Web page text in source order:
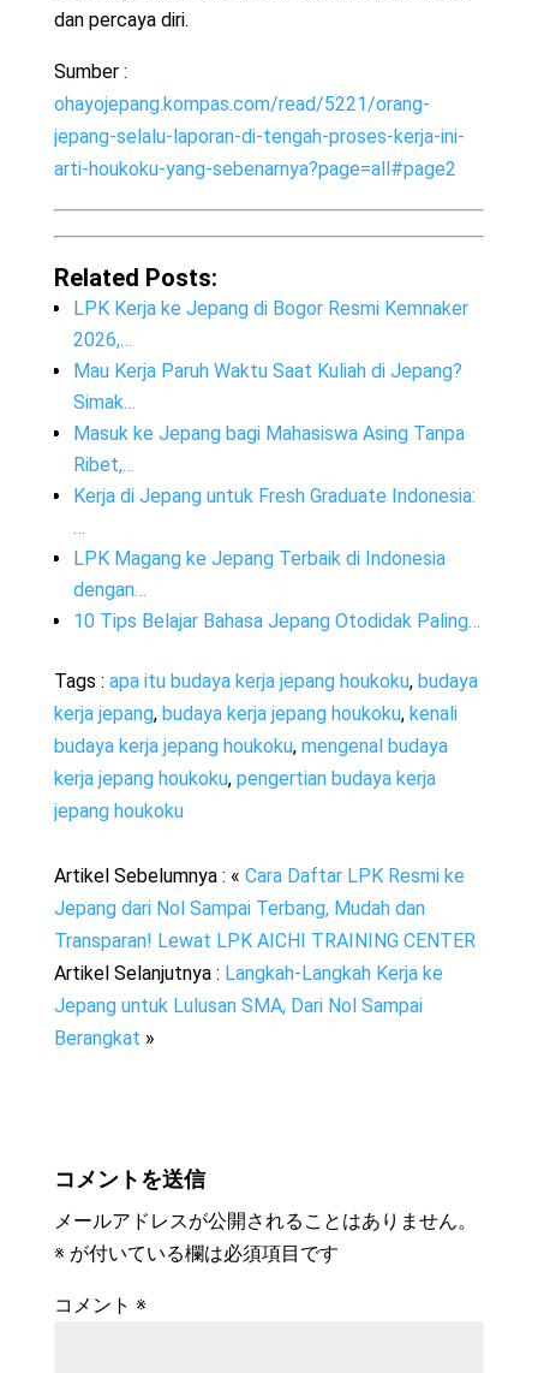
dan percaya diri.
Sumber :
ohayojepang.kompas.com/read/5221/orang-
jepang-selalu-laporan-di-tengah-proses-kerja-ini-
arti-houkoku-yang-sebenarnya?page=all#page2
Related Posts:
LPK Kerja ke Jepang di Bogor Resmi Kemnaker
2026,…
Mau Kerja Paruh Waktu Saat Kuliah di Jepang?
Simak…
Masuk ke Jepang bagi Mahasiswa Asing Tanpa
Ribet,…
Kerja di Jepang untuk Fresh Graduate Indonesia:
…
LPK Magang ke Jepang Terbaik di Indonesia
dengan…
10 Tips Belajar Bahasa Jepang Otodidak Paling…
Tags : apa itu budaya kerja jepang houkoku, budaya
kerja jepang, budaya kerja jepang houkoku, kenali
budaya kerja jepang houkoku, mengenal budaya
kerja jepang houkoku, pengertian budaya kerja
jepang houkoku
Artikel Sebelumnya : « Cara Daftar LPK Resmi ke
Jepang dari Nol Sampai Terbang, Mudah dan
Transparan! Lewat LPK AICHI TRAINING CENTER
Artikel Selanjutnya : Langkah-Langkah Kerja ke
Jepang untuk Lulusan SMA, Dari Nol Sampai
Berangkat »
コメントを送信
メールアドレスが公開されることはありません。
※ が付いている欄は必須項目です
コメント ※